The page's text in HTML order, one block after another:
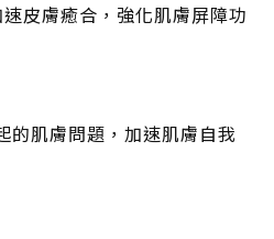
皮膚癒合，強化肌膚屏障功
的肌膚問題，加速肌膚自我